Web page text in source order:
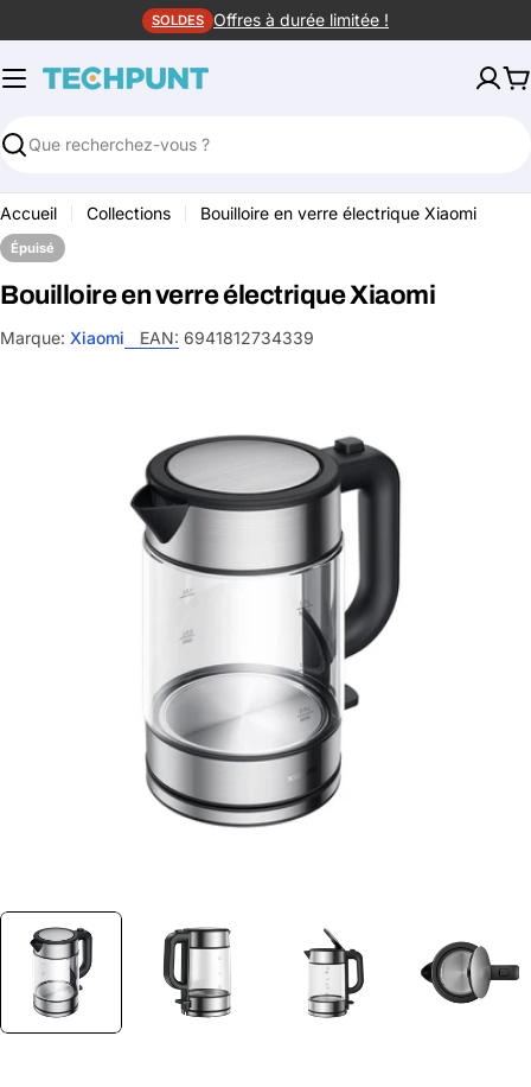
au
contenu
SOLDES Offres à durée limitée !
Rechercher
Accueil Collections Bouilloire en verre électrique Xiaomi
le média 0 dans une fenêtre
Plus jamais disponible
Découvrez nos alternatives
Épuisé
Bouilloire en verre électrique Xiaomi
Marque: Xiaomi EAN: 6941812734339